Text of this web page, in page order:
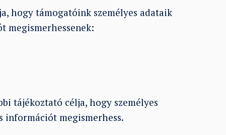
hogy támogatóink személyes adataik
megismerhessenek:
tájékoztató célja, hogy személyes
információt megismerhess.